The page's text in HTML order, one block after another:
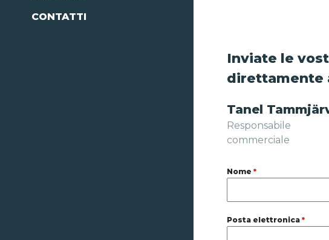
CONTATTI
Inviate le
direttamente
Tanel
Responsabile
commerciale
Nome *
Posta elettronica *